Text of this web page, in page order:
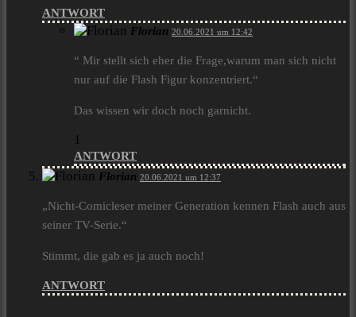
ANTWORT
Florian 20.06.2021 um 12:42
“ Mir stellt sich eher die Frage,warum man sich nicht
nur auf die Flash Figur konzentriert.“
Das wissen wir doch noch garnicht.
1
ANTWORT
Florian 20.06.2021 um 12:37
„Nicht-Comicleser meiner Generation kennen Flash auch aus
seiner TV-Serie.“
Stimmt, die gab es ja auch noch!
ANTWORT